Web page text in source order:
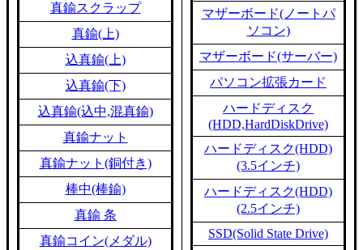
真鍮スクラップ
真鍮(上)
込真鍮(上)
込真鍮(下)
込真鍮(込中,混真鍮)
真鍮ナット
真鍮ナット(銅付き)
棒中(棒鍮)
真鍮 条
真鍮コイン(メダル)
マザーボード(ノートパ
ソコン)
マザーボード(サーバー)
パソコン拡張カード
ハードディスク
(HDD,HardDiskDrive)
ハードディスク(HDD)
(3.5インチ)
ハードディスク(HDD)
(2.5インチ)
SSD(Solid State Drive)